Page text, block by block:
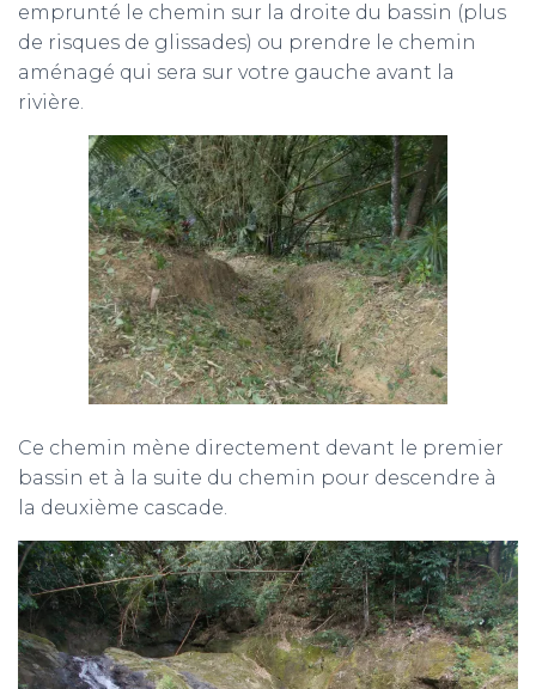
emprunté le chemin sur la droite du bassin (plus
de risques de glissades) ou prendre le chemin
aménagé qui sera sur votre gauche avant la
rivière.
Ce chemin mène directement devant le premier
bassin et à la suite du chemin pour descendre à
la deuxième cascade.